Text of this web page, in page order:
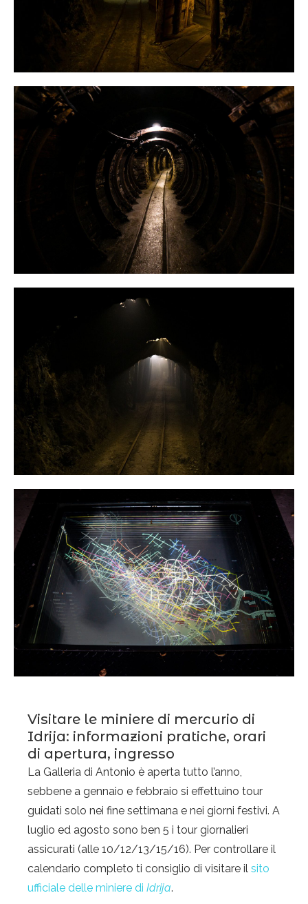
Visitare le miniere di mercurio di
Idrija: informazioni pratiche, orari
di apertura, ingresso
La Galleria di Antonio è aperta tutto l’anno,
sebbene a gennaio e febbraio si effettuino tour
guidati solo nei fine settimana e nei giorni festivi. A
luglio ed agosto sono ben 5 i tour giornalieri
assicurati (alle 10/12/13/15/16). Per controllare il
calendario completo ti consiglio di visitare il sito
ufficiale delle miniere di Idrija.